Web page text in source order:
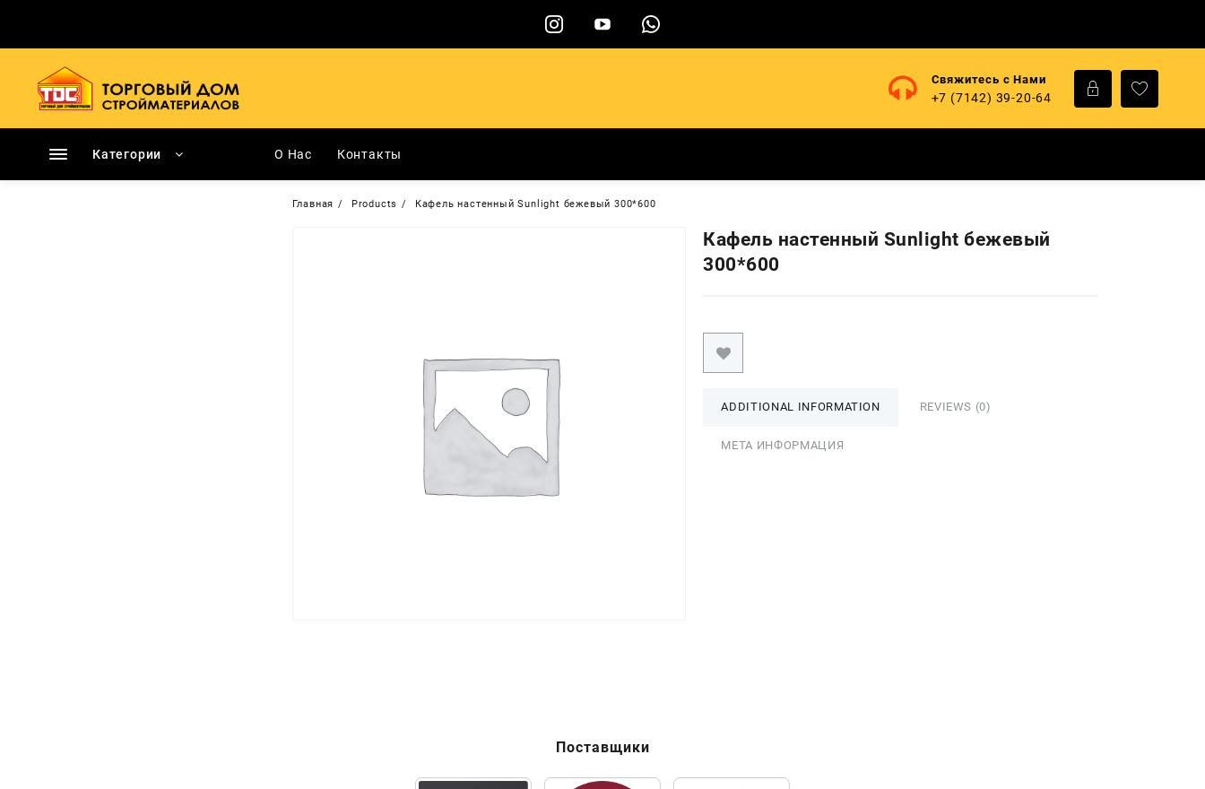
содержимому
Свяжитесь с Нами
+7 (7142) 39-20-64
Категории О Нас Контакты
Главная Products Кафель настенный Sunlight бежевый 300*600
Кафель настенный Sunlight бежевый
300*600
ADDITIONAL INFORMATION REVIEWS (0)
МЕТА ИНФОРМАЦИЯ
Поставщики